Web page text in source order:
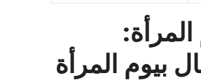
بيوم المرأة